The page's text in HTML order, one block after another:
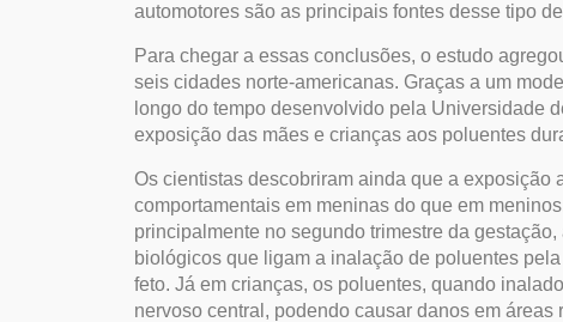
automotores são as principais fontes desse tipo
Para chegar a essas conclusões, o estudo
seis cidades norte-americanas. Graças a um
longo do tempo desenvolvido pela Universidade
exposição das mães e crianças aos poluentes
Os cientistas descobriram ainda que a
comportamentais em meninas do que em
principalmente no segundo trimestre da
biológicos que ligam a inalação de poluentes
feto. Já em crianças, os poluentes, quando
nervoso central, podendo causar danos em